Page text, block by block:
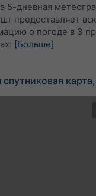
5-дневная
предоставляет
о погоде в 3
[Больше]